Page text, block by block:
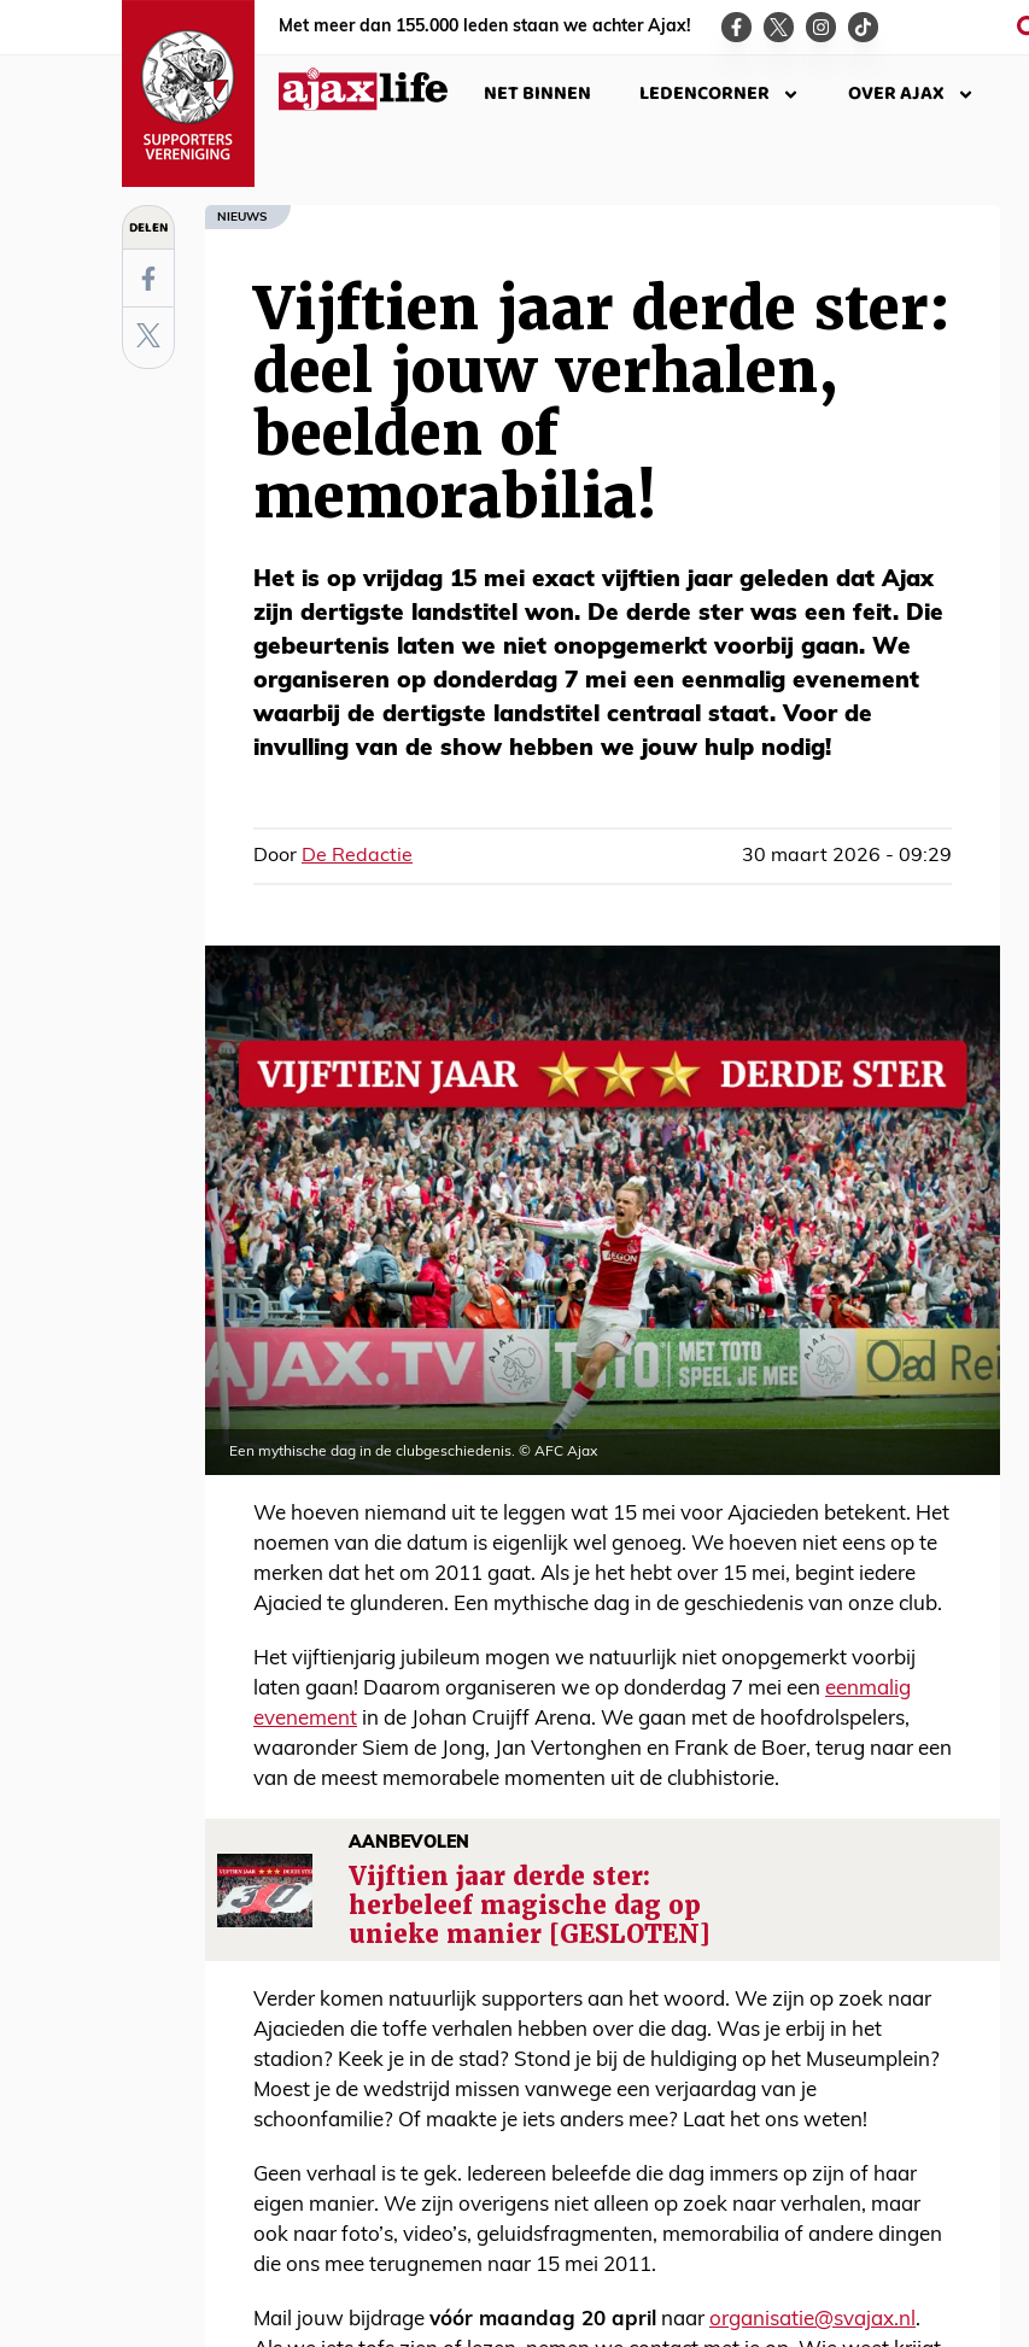
Met meer dan 155.000 leden staan we achter Ajax!
NET BINNEN LEDENCORNER OVER AJAX
DELEN NIEUWS
Vijftien jaar derde ster:
deel jouw verhalen,
beelden of
memorabilia!
Het is op vrijdag 15 mei exact vijftien jaar geleden dat Ajax
zijn dertigste landstitel won. De derde ster was een feit. Die
gebeurtenis laten we niet onopgemerkt voorbij gaan. We
organiseren op donderdag 7 mei een eenmalig evenement
waarbij de dertigste landstitel centraal staat. Voor de
invulling van de show hebben we jouw hulp nodig!
Door De Redactie 30 maart 2026 - 09:29
Een mythische dag in de clubgeschiedenis. © AFC Ajax
We hoeven niemand uit te leggen wat 15 mei voor Ajacieden betekent. Het
noemen van die datum is eigenlijk wel genoeg. We hoeven niet eens op te
merken dat het om 2011 gaat. Als je het hebt over 15 mei, begint iedere
Ajacied te glunderen. Een mythische dag in de geschiedenis van onze club.
Het vijftienjarig jubileum mogen we natuurlijk niet onopgemerkt voorbij
laten gaan! Daarom organiseren we op donderdag 7 mei een eenmalig
evenement in de Johan Cruijff Arena. We gaan met de hoofdrolspelers,
waaronder Siem de Jong, Jan Vertonghen en Frank de Boer, terug naar een
van de meest memorabele momenten uit de clubhistorie.
AANBEVOLEN
Vijftien jaar derde ster:
herbeleef magische dag op
unieke manier [GESLOTEN]
Verder komen natuurlijk supporters aan het woord. We zijn op zoek naar
Ajacieden die toffe verhalen hebben over die dag. Was je erbij in het
stadion? Keek je in de stad? Stond je bij de huldiging op het Museumplein?
Moest je de wedstrijd missen vanwege een verjaardag van je
schoonfamilie? Of maakte je iets anders mee? Laat het ons weten!
Geen verhaal is te gek. Iedereen beleefde die dag immers op zijn of haar
eigen manier. We zijn overigens niet alleen op zoek naar verhalen, maar
ook naar foto’s, video’s, geluidsfragmenten, memorabilia of andere dingen
die ons mee terugnemen naar 15 mei 2011.
Mail jouw bijdrage vóór maandag 20 april naar organisatie@svajax.nl.